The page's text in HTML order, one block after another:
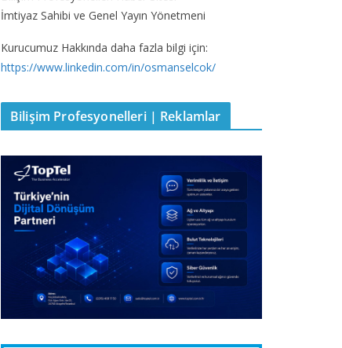
İmtiyaz Sahibi ve Genel Yayın Yönetmeni
Kurucumuz Hakkında daha fazla bilgi için:
https://www.linkedin.com/in/osmanselcok/
Bilişim Profesyonelleri | Reklamlar